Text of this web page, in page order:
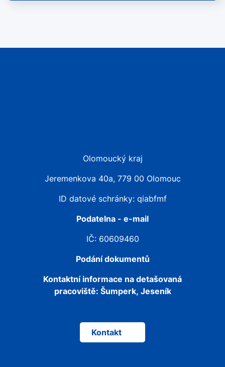
Olomoucký kraj
Jeremenkova 40a, 779 00 Olomouc
ID datové schránky: qiabfmf
Podatelna - e-mail
IČ: 60609460
Podání dokumentů
Kontaktní informace na detašovaná
pracoviště: Šumperk, Jeseník
Kontakt